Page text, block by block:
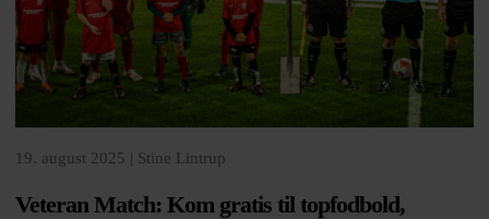
19. august 2025 | Stine Lintrup
Veteran Match: Kom gratis til topfodbold,